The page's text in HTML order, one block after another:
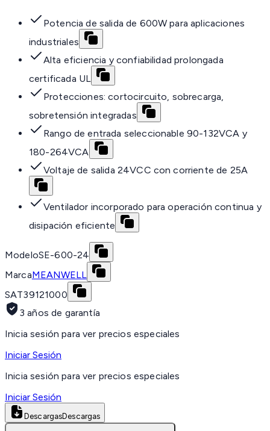
Potencia de salida de 600W para aplicaciones
industriales
Alta eficiencia y confiabilidad prolongada
certificada UL
Protecciones: cortocircuito, sobrecarga,
sobretensión integradas
Rango de entrada seleccionable 90-132VCA y
180-264VCA
Voltaje de salida 24VCC con corriente de 25A
Ventilador incorporado para operación continua y
disipación eficiente
ModeloSE-600-24
MarcaMEANWELL
SAT39121000
3 años de garantía
Inicia sesión para ver precios especiales
Iniciar Sesión
Inicia sesión para ver precios especiales
Iniciar Sesión
DescargasDescargas